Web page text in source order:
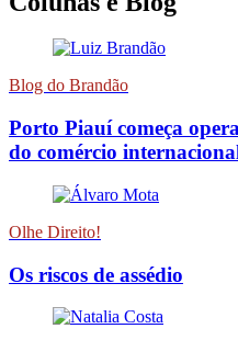
Blog do Brandão
Porto Piauí começa
do comércio
Olhe Direito!
Os riscos de assédio